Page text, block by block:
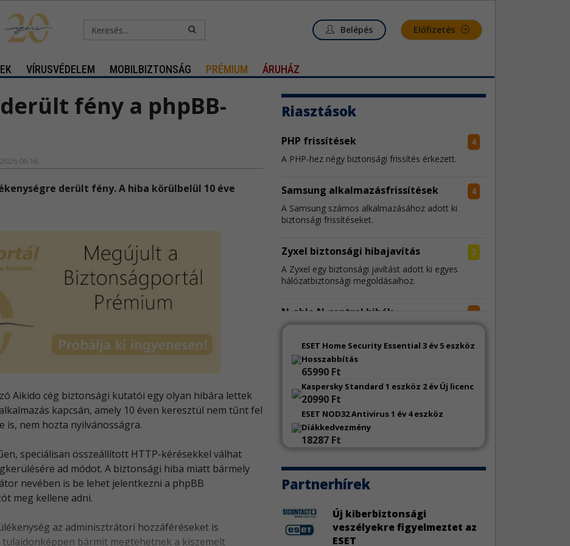
Belépés Előfizetés
VÍRUSVÉDELEM MOBILBIZTONSÁG PRÉMIUM ÁRUHÁZ
fény a phpBB-
derült fény. A hiba körülbelül 10 éve
Aikido cég biztonsági kutatói egy olyan hibára lettek
kapcsán, amely 10 éven keresztül nem tűnt fel
is, nem hozta nyilvánosságra.
speciálisan összeállított HTTP-kérésekkel válhat
ad módot. A biztonsági hiba miatt bármely
nevében is be lehet jelentkezni a phpBB
meg kellene adni.
az adminisztrátori hozzáféréseket is
bármit megtehetnek a kiszemelt
Riasztások
4
PHP frissítések
A PHP-hez négy biztonsági frissítés érkezett.
4
Samsung alkalmazásfrissítések
A Samsung számos alkalmazásához adott ki
biztonsági frissítéseket.
3
Zyxel biztonsági hibajavítás
A Zyxel egy biztonsági javítást adott ki egyes
hálózatbiztonsági megoldásaihoz.
4
N-able N-central hibák
frissítésre.
Go sérülékenységek
A Go jelentős mennyiségű sebezhetőség miatt
kapott frissítést.
WeeChat sebezhetőségek
A WeeChat kapcsán három biztonsági hiba látott
Az Autodesk AutoCAD szoftverek három
biztonsági javítást kaptak.
ESET Home Security Essential 3 év 5 eszköz
Hosszabbítás
65990 Ft
Kaspersky Standard 1 eszköz 2 év Új licenc
20990 Ft
ESET NOD32 Antivirus 1 év 4 eszköz
Diákkedvezmény
18287 Ft
Partnerhírek
Új kiberbiztonsági
veszélyekre figyelmeztet az
ESET